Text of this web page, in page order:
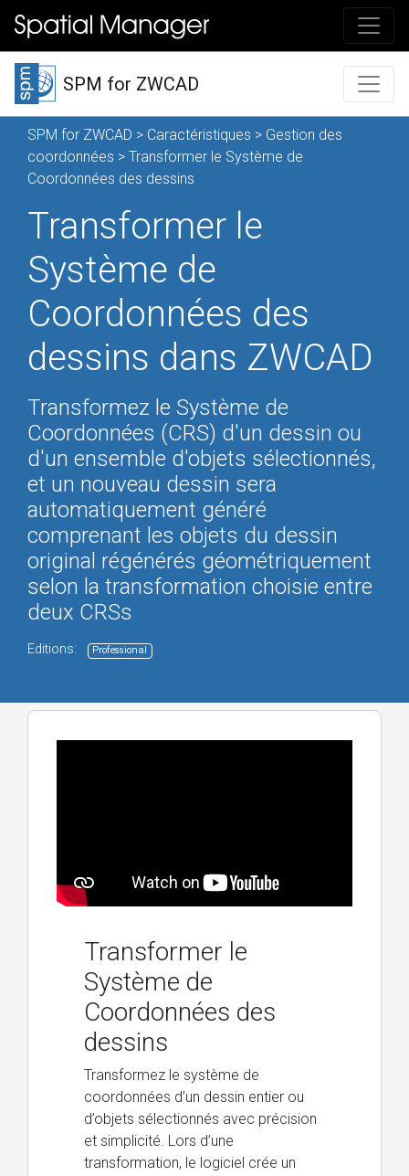
SPM for ZWCAD
SPM for ZWCAD > Caractéristiques > Gestion des
coordonnées > Transformer le Système de
Coordonnées des dessins
Transformer le
Système de
Coordonnées des
dessins dans ZWCAD
Transformez le Système de
Coordonnées (CRS) d'un dessin ou
d'un ensemble d'objets sélectionnés,
et un nouveau dessin sera
automatiquement généré
comprenant les objets du dessin
original régénérés géométriquement
selon la transformation choisie entre
deux CRSs
Editions: Professional
Transformer le
Système de
Coordonnées des
dessins
Transformez le système de
coordonnées d’un dessin entier ou
d’objets sélectionnés avec précision
et simplicité. Lors d’une
transformation, le logiciel crée un